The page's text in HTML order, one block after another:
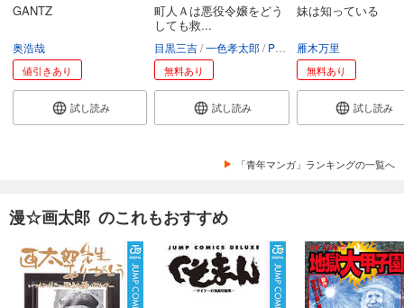
GANTZ
奥浩哉
値引きあり
試し読み
町人Ａは悪役令嬢をどう
しても救...
目黒三吉 一色孝太郎 Parum
無料あり
試し読み
妹は知っている
雁木万里
無料あり
試し読み
「青年マンガ」ランキングの一覧へ
漫☆画太郎 のこれもおすすめ